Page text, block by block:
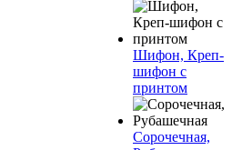
Шифон, Креп-
шифон с
принтом
Сорочечная,